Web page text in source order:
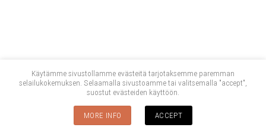
Käytämme sivustollamme evästeitä tarjotaksemme paremman
selailukokemuksen. Selaamalla sivustoamme tai valitsemalla "accept",
suostut evästeiden käyttöön.
MORE INFO ACCEPT